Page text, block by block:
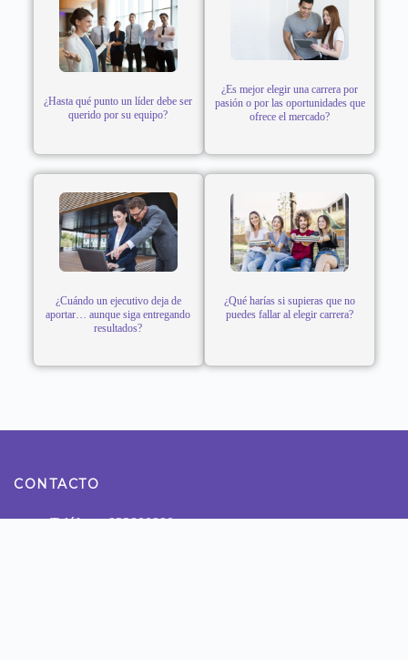
¿Hasta qué punto un líder debe ser
querido por su equipo?
¿Es mejor elegir una carrera por
pasión o por las oportunidades que
ofrece el mercado?
¿Cuándo un ejecutivo deja de
aportar… aunque siga entregando
resultados?
¿Qué harías si supieras que no
puedes fallar al elegir carrera?
CONTACTO
Teléfono: 922800990